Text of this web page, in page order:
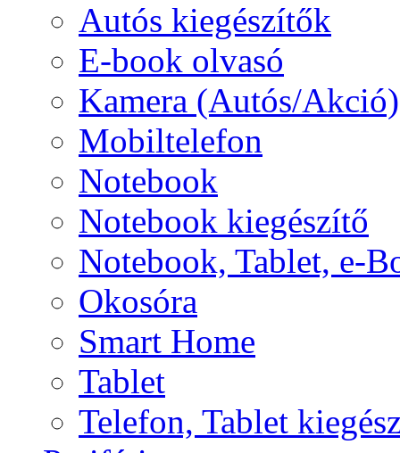
Autós kiegészítők
E-book olvasó
Kamera (Autós/Akció)
Mobiltelefon
Notebook
Notebook kiegészítő
Notebook, Tablet, e-
Okosóra
Smart Home
Tablet
Telefon, Tablet